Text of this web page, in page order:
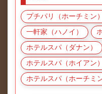
プチパリ（ホーチミン）
一軒家（ハノイ）
ホテルスパ（ダナン）
ホテルスパ（ホイアン）
ホテルスパ（ホーチミン